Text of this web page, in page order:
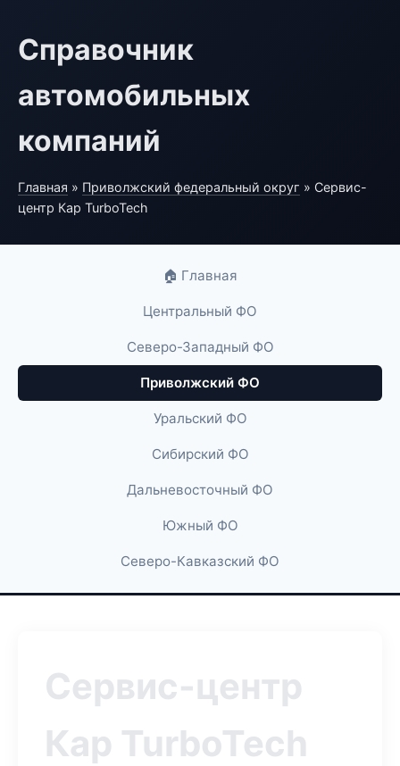
Справочник
автомобильных
компаний
Главная » Приволжский федеральный округ » Сервис-
центр Кар TurboTech
🏠 Главная
Центральный ФО
Северо-Западный ФО
Приволжский ФО
Уральский ФО
Сибирский ФО
Дальневосточный ФО
Южный ФО
Северо-Кавказский ФО
Сервис-центр
Кар TurboTech